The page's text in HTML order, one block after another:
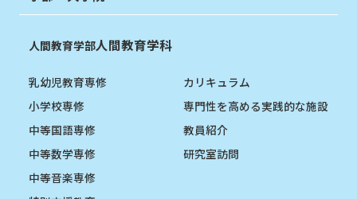
人間教育学部人間教育学科
乳幼児教育専修
小学校専修
中等国語専修
中等数学専修
中等音楽専修
カリキュラム
専門性を高める実践的な施設
教員紹介
研究室訪問